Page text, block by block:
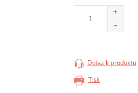
Tisk
Dotaz k produktu